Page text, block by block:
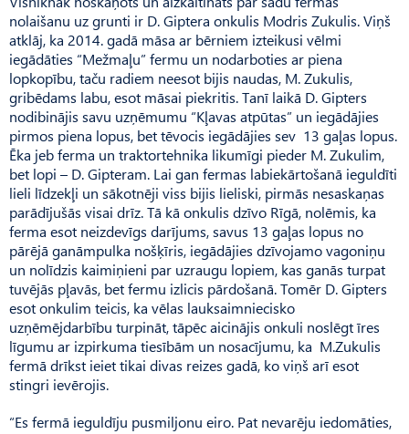
nolaišanu uz grunti ir D. Giptera onkulis Modris Zukulis. Viņš
atklāj, ka 2014. gadā māsa ar bērniem izteikusi vēlmi
iegādāties “Mežmaļu” fermu un nodarboties ar piena
lopkopību, taču radiem neesot bijis naudas, M. Zukulis,
gribēdams labu, esot māsai piekritis. Tanī laikā D. Gipters
nodibinājis savu uzņēmumu “Kļavas atpūtas” un iegādājies
pirmos piena lopus, bet tēvocis iegādājies sev 13 gaļas lopus.
Ēka jeb ferma un traktortehnika likumīgi pieder M. Zukulim,
bet lopi – D. Gipteram. Lai gan fermas labiekārtošanā ieguldīti
lieli līdzekļi un sākotnēji viss bijis lieliski, pirmās nesaskaņas
parādījušās visai drīz. Tā kā onkulis dzīvo Rīgā, nolēmis, ka
ferma esot neizdevīgs darījums, savus 13 gaļas lopus no
pārējā ganāmpulka nošķīris, iegādājies dzīvojamo vagoniņu
un nolīdzis kaimiņieni par uzraugu lopiem, kas ganās turpat
tuvējās pļavās, bet fermu izlicis pārdošanā. Tomēr D. Gipters
esot onkulim teicis, ka vēlas lauksaimniecisko
uzņēmējdarbību turpināt, tāpēc aicinājis onkuli noslēgt īres
līgumu ar izpirkuma tiesībām un nosacījumu, ka M.Zukulis
fermā drīkst ieiet tikai divas reizes gadā, ko viņš arī esot
stingri ievērojis.
“Es fermā ieguldīju pusmiljonu eiro. Pat nevarēju iedomāties,